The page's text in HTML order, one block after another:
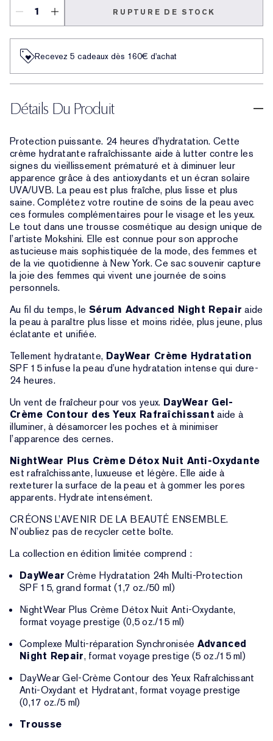
RUPTURE DE STOCK
Recevez 5 cadeaux dès 160€ d'achat
Détails Du Produit
Protection puissante. 24 heures d’hydratation. Cette
crème hydratante rafraîchissante aide à lutter contre les
signes du vieillissement prématuré et à diminuer leur
apparence grâce à des antioxydants et un écran solaire
UVA/UVB. La peau est plus fraîche, plus lisse et plus
saine. Complétez votre routine de soins de la peau avec
ces formules complémentaires pour le visage et les yeux.
Le tout dans une trousse cosmétique au design unique de
l’artiste Mokshini. Elle est connue pour son approche
astucieuse mais sophistiquée de la mode, des femmes et
de la vie quotidienne à New York. Ce sac souvenir capture
la joie des femmes qui vivent une journée de soins
personnels.
Au fil du temps, le Sérum Advanced Night Repair aide
la peau à paraître plus lisse et moins ridée, plus jeune, plus
éclatante et unifiée.
Tellement hydratante, DayWear Crème Hydratation
SPF 15 infuse la peau d’une hydratation intense qui dure-
24 heures.
Un vent de fraîcheur pour vos yeux. DayWear Gel-
Crème Contour des Yeux Rafraîchissant aide à
illuminer, à désamorcer les poches et à minimiser
l’apparence des cernes.
NightWear Plus Crème Détox Nuit Anti-Oxydante
est rafraîchissante, luxueuse et légère. Elle aide à
rexteturer la surface de la peau et à gommer les pores
apparents. Hydrate intensément.
CRÉONS L’AVENIR DE LA BEAUTÉ ENSEMBLE.
N’oubliez pas de recycler cette boîte.
La collection en édition limitée comprend :
DayWear Crème Hydratation 24h Multi-Protection
SPF 15, grand format (1,7 oz./50 ml)
NightWear Plus Crème Détox Nuit Anti-Oxydante,
format voyage prestige (0,5 oz./15 ml)
Complexe Multi-réparation Synchronisée Advanced
Night Repair, format voyage prestige (5 oz./15 ml)
DayWear Gel-Crème Contour des Yeux Rafraîchissant
Anti-Oxydant et Hydratant, format voyage prestige
(0,17 oz./5 ml)
Trousse